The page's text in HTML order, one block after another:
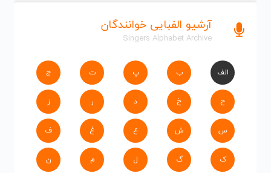
آرشیو الفبایی خوانندگان
Singers Alphabet Archive
الف ب پ ت ج
ح خ د ر ز
س ش ع غ ف
ک گ ل م ن